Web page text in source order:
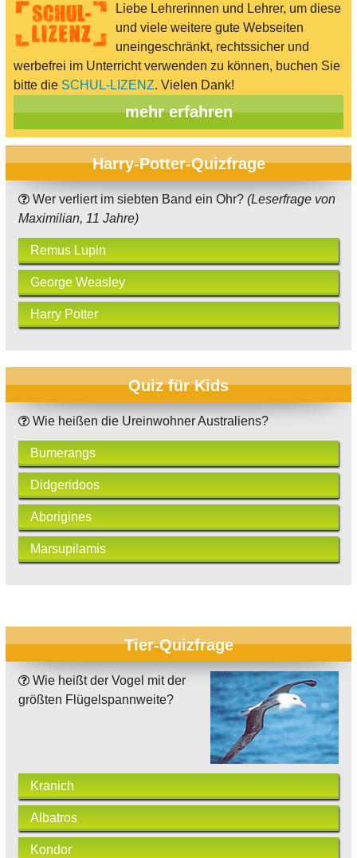
Liebe Lehrerinnen und Lehrer, um diese
und viele weitere gute Webseiten
uneingeschränkt, rechtssicher und
werbefrei im Unterricht verwenden zu können, buchen Sie
bitte die SCHUL-LIZENZ. Vielen Dank!
mehr erfahren
Harry-Potter-Quizfrage
Wer verliert im siebten Band ein Ohr? (Leserfrage von
Maximilian, 11 Jahre)
Remus Lupin
George Weasley
Harry Potter
Quiz für Kids
Wie heißen die Ureinwohner Australiens?
Bumerangs
Didgeridoos
Aborigines
Marsupilamis
Tier-Quizfrage
Wie heißt der Vogel mit der
größten Flügelspannweite?
Kranich
Albatros
Kondor